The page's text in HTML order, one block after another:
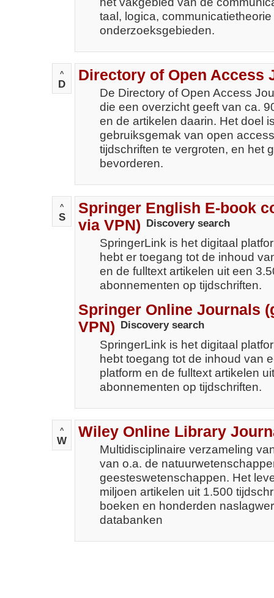
taal, logica,
onderzoeksgebieden.
^
D
Directory of Open Access
De Directory of Open Access
die een overzicht geeft van ca.
en de artikelen daarin. Het doel
gebruiksgemak van open
tijdschriften te vergroten, en het
bevorderen.
^
S
Springer English E-book
via VPN) Discovery search
SpringerLink is het digitaal
hebt er toegang tot de inhoud
en de fulltext artikelen uit een
abonnementen op tijdschriften.
Springer Online Journals
VPN) Discovery search
SpringerLink is het digitaal
hebt toegang tot de inhoud van
platform en de fulltext artikelen
abonnementen op tijdschriften.
^
W
Wiley Online Library
Multidisciplinaire verzameling
van o.a. de
geesteswetenschappen. Het
miljoen artikelen uit 1.500
boeken en honderden
databanken